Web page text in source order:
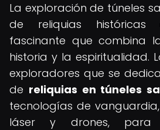
La exploración de túneles
de reliquias
fascinante que combina
historia y la espiritualidad.
exploradores que se
de reliquias en túneles
tecnologías de
láser y drones, para